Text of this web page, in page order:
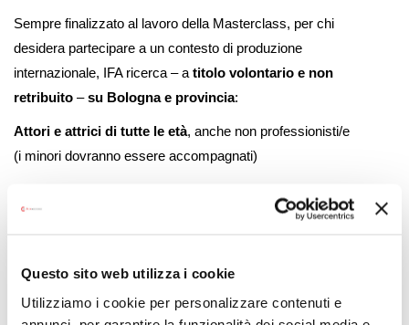
Questo sito web utilizza i cookie
Utilizziamo i cookie per personalizzare contenuti e
Sempre finalizzato al lavoro della Masterclass, per chi
desidera partecipare a un contesto di produzione
internazionale, IFA ricerca – a titolo volontario e non
retribuito –su Bologna e provincia:
Attori e attrici di tutte le età, anche non professionisti/e
(i minori dovranno essere accompagnati)
set(non è richiesta esperienza).
ifa.bologna@internationalfilmmakingacademy.com
allegando 2 foto con una breve presentazione e una
lettera di motivazioni entro e non oltre il 25 maggio. È